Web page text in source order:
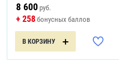
8 600 руб.
+ 258бонусных баллов
В КОРЗИНУ